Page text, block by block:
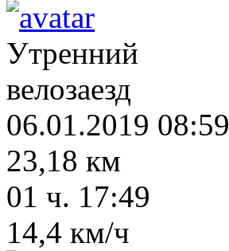
Утренний
велозаезд
06.01.2019 08:59
23,18 км
01 ч. 17:49
14,4 км/ч